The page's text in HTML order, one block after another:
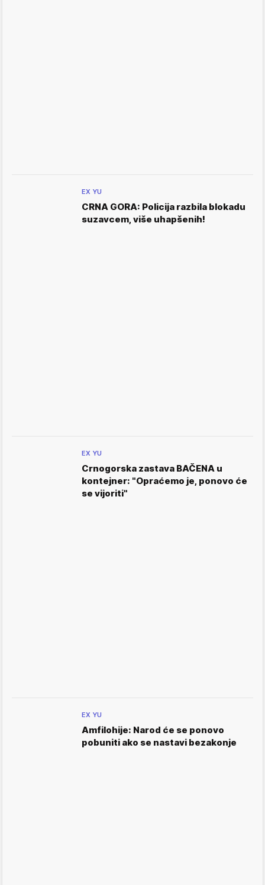
EX YU
CRNA GORA: Policija razbila blokadu
suzavcem, više uhapšenih!
EX YU
Crnogorska zastava BAČENA u
kontejner: "Opraćemo je, ponovo će
se vijoriti"
EX YU
Amfilohije: Narod će se ponovo
pobuniti ako se nastavi bezakonje